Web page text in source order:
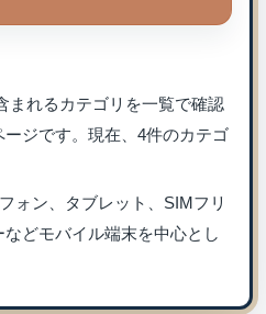
まれるカテゴリを一覧で確認
ジです。現在、4件のカテゴ
ォン、タブレット、SIMフリ
どモバイル端末を中心とし